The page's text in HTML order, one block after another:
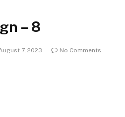
– 8
7, 2023
No Comments